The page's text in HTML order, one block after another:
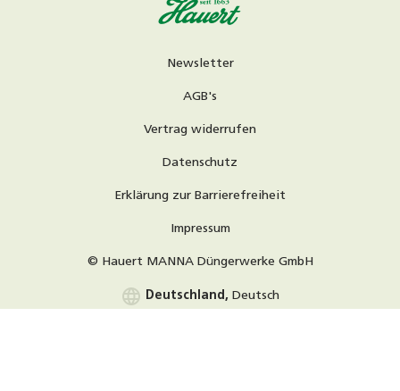
Newsletter
AGB's
Vertrag widerrufen
Datenschutz
Erklärung zur Barrierefreiheit
Impressum
© Hauert MANNA Düngerwerke GmbH
language Deutschland, Deutsch